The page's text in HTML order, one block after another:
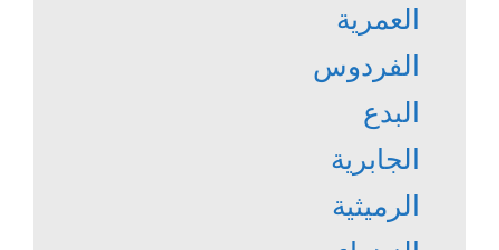
العمرية
الفردوس
البدع
الجابرية
الرميثية